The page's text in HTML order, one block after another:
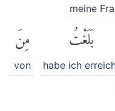
meine
بَلَغْتُ
habe ich
مِنَ
von